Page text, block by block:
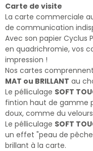
Carte de visite
La carte commerciale
de communication
Avec son papier Cyclus
en quadrichromie, vos
impression !
Nos cartes
MAT ou BRILLANT au
Le pélliculage SOFT
fintion haut de gamme
doux, comme du
Le pélliculage SOFT
un effet "peau de
brillant à la carte.